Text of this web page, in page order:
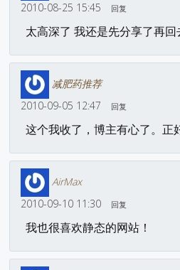
2010-08-25 15:45
回复
太高深了 我还是先分享了再
减肥药推荐
2010-09-05 12:47
回复
这个我收了，博主有心了。正
AirMax
2010-09-10 11:30
回复
我也很喜欢静态的网站！